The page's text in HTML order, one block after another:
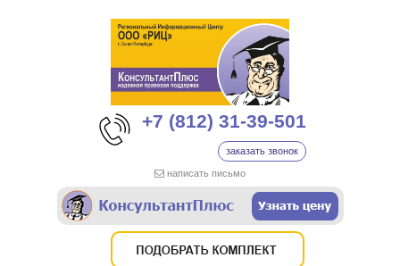
+7 (812) 31-39-501
заказать звонок
написать письмо